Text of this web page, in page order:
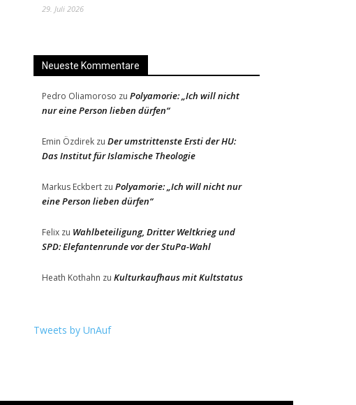
29. Juli 2026
Neueste Kommentare
Pedro Oliamoroso zu Polyamorie: „Ich will nicht
nur eine Person lieben dürfen“
Emin Özdirek zu Der umstrittenste Ersti der HU:
Das Institut für Islamische Theologie
Markus Eckbert zu Polyamorie: „Ich will nicht nur
eine Person lieben dürfen“
Felix zu Wahlbeteiligung, Dritter Weltkrieg und
SPD: Elefantenrunde vor der StuPa-Wahl
Heath Kothahn zu Kulturkaufhaus mit Kultstatus
Tweets by UnAuf